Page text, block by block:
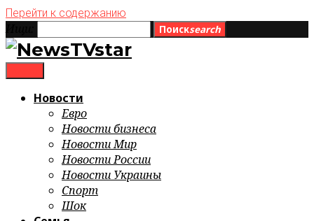
Перейти к содержанию
Поискsearch
Новости
Евро
Новости бизнеса
Новости Мир
Новости России
Новости Украины
Спорт
Шок